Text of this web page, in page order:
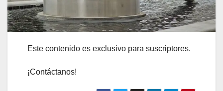
Este contenido es exclusivo para suscriptores.
¡Contáctanos!